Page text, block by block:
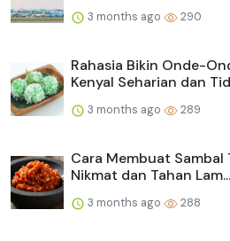
3 months ago 290
Rahasia Bikin Onde-
Kenyal Seharian dan
3 months ago 289
Cara Membuat Sambal
Nikmat dan Tahan Lam...
3 months ago 288